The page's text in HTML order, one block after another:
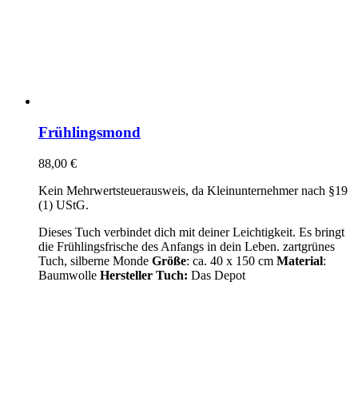
Frühlingsmond
88,00 €
Kein Mehrwertsteuerausweis, da Kleinunternehmer nach §19
(1) UStG.
Dieses Tuch verbindet dich mit deiner Leichtigkeit. Es bringt
die Frühlingsfrische des Anfangs in dein Leben. zartgrünes
Tuch, silberne Monde Größe: ca. 40 x 150 cm Material:
Baumwolle Hersteller Tuch: Das Depot